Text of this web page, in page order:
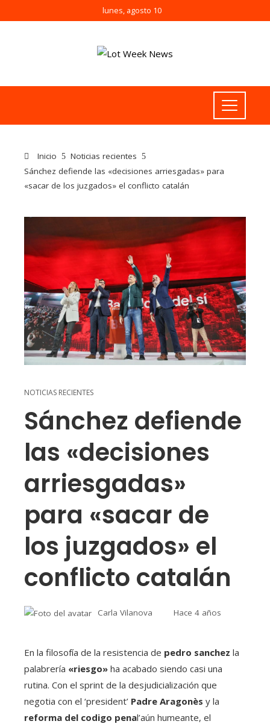
lunes, agosto 10
Inicio
Noticias recientes
Sánchez defiende las «decisiones arriesgadas» para
«sacar de los juzgados» el conflicto catalán
NOTICIAS RECIENTES
Sánchez defiende
las «decisiones
arriesgadas»
para «sacar de
los juzgados» el
conflicto catalán
Carla Vilanova Hace 4 años
En la filosofía de la resistencia de pedro sanchez la
palabrería «riesgo» ha acabado siendo casi una
rutina. Con el sprint de la desjudicialización que
negotia con el ‘president’ Padre Aragonès y la
reforma del codigo penal’aún humeante, el